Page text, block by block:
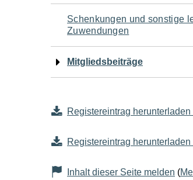
Schenkungen und sonstige
Zuwendungen
Mitgliedsbeiträge
Registereintrag herunterladen
Registereintrag herunterladen
Inhalt dieser Seite melden (